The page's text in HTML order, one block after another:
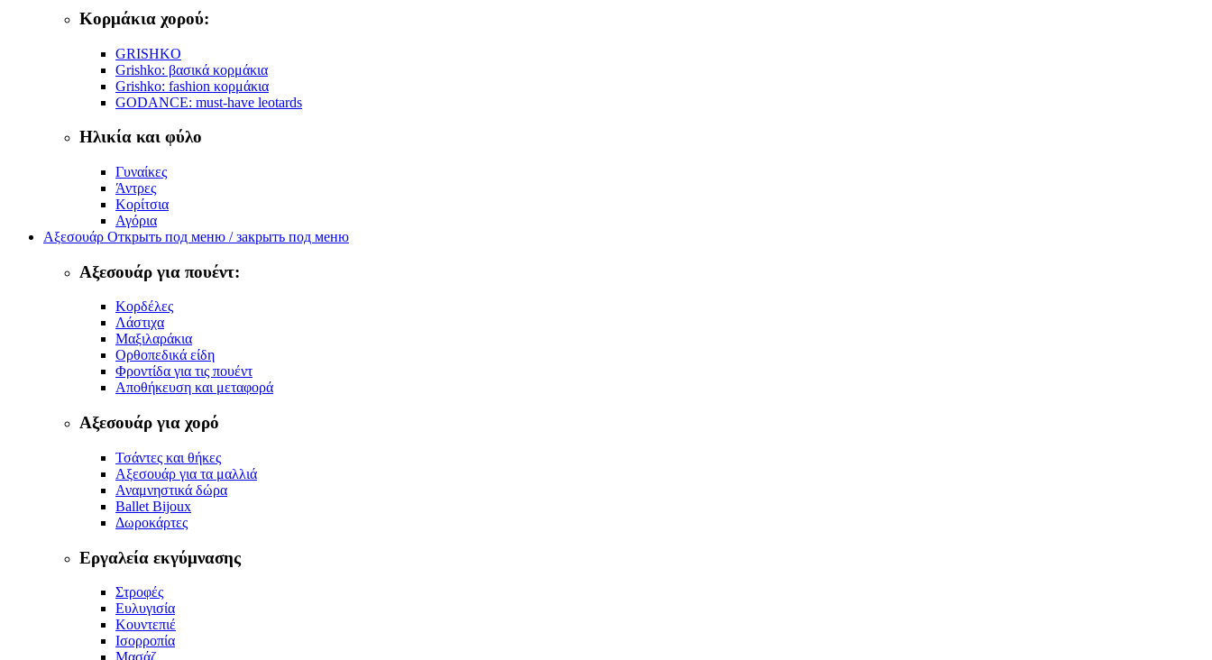
Κορμάκια χορού:
GRISHKO
Grishko: βασικά κορμάκια
Grishko: fashion κορμάκια
GODANCE: must-have leotards
Ηλικία και φύλο
Γυναίκες
Άντρες
Κορίτσια
Αγόρια
Αξεσουάρ Открыть под меню / закрыть под меню
Αξεσουάρ για πουέντ:
Κορδέλες
Λάστιχα
Μαξιλαράκια
Ορθοπεδικά είδη
Φροντίδα για τις πουέντ
Αποθήκευση και μεταφορά
Αξεσουάρ για χορό
Τσάντες και θήκες
Αξεσουάρ για τα μαλλιά
Αναμνηστικά δώρα
Ballet Bijoux
Δωροκάρτες
Εργαλεία εκγύμνασης
Στροφές
Ευλυγισία
Κουντεπιέ
Ισορροπία